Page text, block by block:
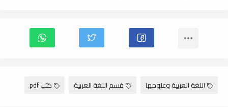
اللغة العربية وعلومها قسم اللغة العربية كتب pdf